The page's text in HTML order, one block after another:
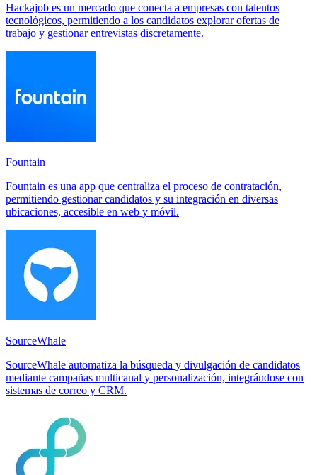
Hackajob es un mercado que conecta a empresas con talentos
tecnológicos, permitiendo a los candidatos explorar ofertas de
trabajo y gestionar entrevistas discretamente.
Fountain
Fountain es una app que centraliza el proceso de contratación,
permitiendo gestionar candidatos y su integración en diversas
ubicaciones, accesible en web y móvil.
SourceWhale
SourceWhale automatiza la búsqueda y divulgación de candidatos
mediante campañas multicanal y personalización, integrándose con
sistemas de correo y CRM.